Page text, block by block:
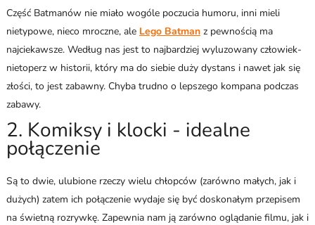
Część Batmanów nie miało wogóle poczucia humoru, inni mieli
nietypowe, nieco mroczne, ale Lego Batmanz pewnością ma
najciekawsze. Według nas jest to najbardziej wyluzowany człowiek-
nietoperz w historii, który ma do siebie duży dystans i nawet jak się
złości, to jest zabawny. Chyba trudno o lepszego kompana podczas
zabawy.
2. Komiksy i klocki - idealne
połączenie
Są to dwie, ulubione rzeczy wielu chłopców (zarówno małych, jak i
dużych) zatem ich połączenie wydaje się być doskonałym przepisem
na świetną rozrywkę. Zapewnia nam ją zarówno oglądanie filmu, jak i